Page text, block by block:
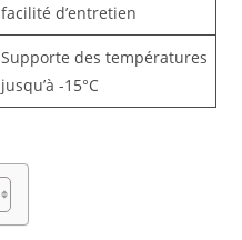
facilité d’entretien
Supporte des températures
jusqu’à -15°C